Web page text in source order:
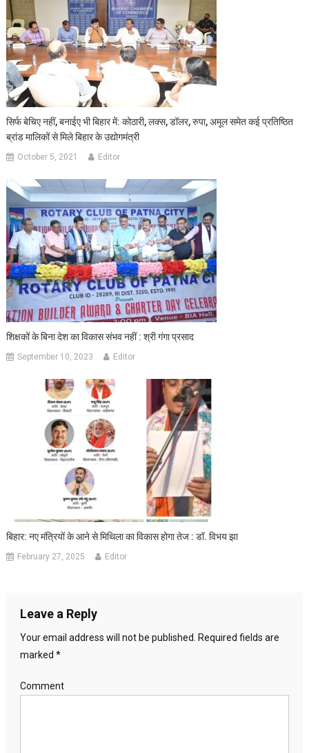
सिर्फ बेचिए नहीं, बनाईए भी बिहार में: कोठारी, लक्स, डॉलर, रुपा, अमूल समेत कई प्रतिष्ठित
ब्रांड मालिकों से मिले बिहार के उद्योगमंत्री
October 5, 2021 Editor
शिक्षकों के बिना देश का विकास संभव नहीं : श्री गंगा प्रसाद
September 10, 2023 Editor
बिहार: नए मंत्रियों के आने से मिथिला का विकास होगा तेज : डॉ. विभय झा
February 27, 2025 Editor
Leave a Reply
Your email address will not be published.
Required fields are
marked *
Comment